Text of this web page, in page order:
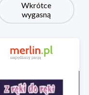
Wkrótce
wygasną